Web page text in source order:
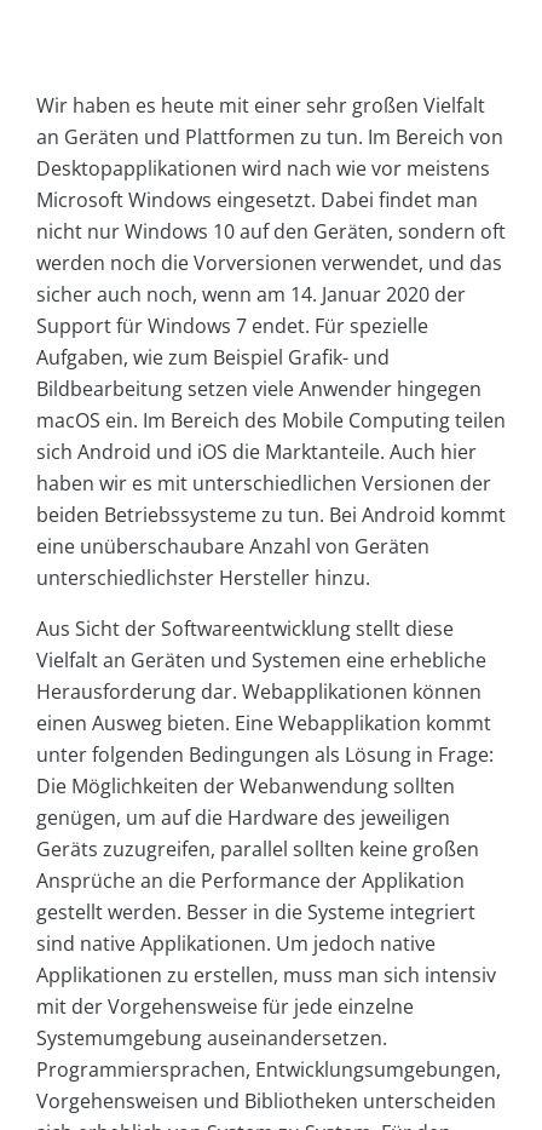
Wir haben es heute mit einer sehr großen Vielfalt
an Geräten und Plattformen zu tun. Im Bereich von
Desktopapplikationen wird nach wie vor meistens
Microsoft Windows eingesetzt. Dabei findet man
nicht nur Windows 10 auf den Geräten, sondern oft
werden noch die Vorversionen verwendet, und das
sicher auch noch, wenn am 14. Januar 2020 der
Support für Windows 7 endet. Für spezielle
Aufgaben, wie zum Beispiel Grafik- und
Bildbearbeitung setzen viele Anwender hingegen
macOS ein. Im Bereich des Mobile Computing teilen
sich Android und iOS die Marktanteile. Auch hier
haben wir es mit unterschiedlichen Versionen der
beiden Betriebssysteme zu tun. Bei Android kommt
eine unüberschaubare Anzahl von Geräten
unterschiedlichster Hersteller hinzu.
Aus Sicht der Softwareentwicklung stellt diese
Vielfalt an Geräten und Systemen eine erhebliche
Herausforderung dar. Webapplikationen können
einen Ausweg bieten. Eine Webapplikation kommt
unter folgenden Bedingungen als Lösung in Frage:
Die Möglichkeiten der Webanwendung sollten
genügen, um auf die Hardware des jeweiligen
Geräts zuzugreifen, parallel sollten keine großen
Ansprüche an die Performance der Applikation
gestellt werden. Besser in die Systeme integriert
sind native Applikationen. Um jedoch native
Applikationen zu erstellen, muss man sich intensiv
mit der Vorgehensweise für jede einzelne
Systemumgebung auseinandersetzen.
Programmiersprachen, Entwicklungsumgebungen,
Vorgehensweisen und Bibliotheken unterscheiden